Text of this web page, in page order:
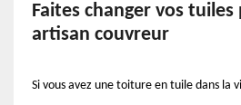
Faites changer vos
artisan couvreur
Si vous avez une toiture en tuile dans la